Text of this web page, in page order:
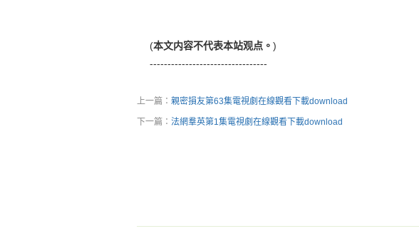
(本文内容不代表本站观点。 )
---------------------------------
上一篇： 親密損友第63集電視劇在線觀看下載download
下一篇： 法網羣英第1集電視劇在線觀看下載download